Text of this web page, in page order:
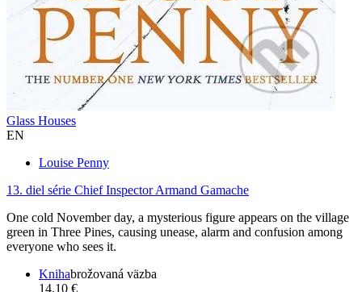
Glass Houses
EN
Louise Penny
13. diel série Chief Inspector Armand Gamache
One cold November day, a mysterious figure appears on the village
green in Three Pines, causing unease, alarm and confusion among
everyone who sees it.
Knihabrožovaná väzba
14,10 €